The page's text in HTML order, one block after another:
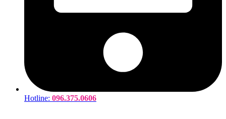
Hotline: 096.375.0606